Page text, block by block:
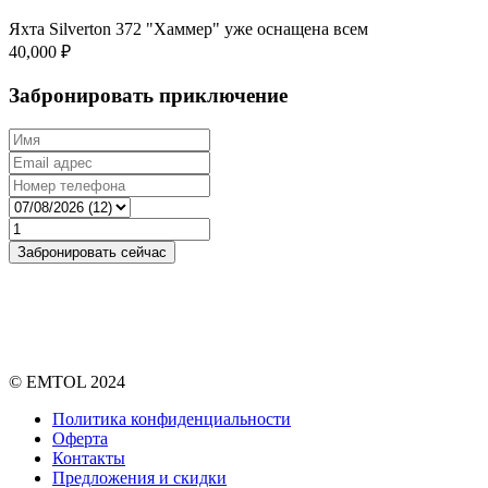
Яхта Silverton 372 "Хаммер" уже оснащена всем
40,000 ₽
Забронировать приключение
© EMTOL 2024
Политика конфиденциальности
Оферта
Контакты
Предложения и скидки